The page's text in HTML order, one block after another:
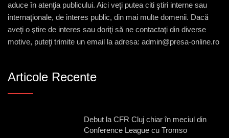
aduce în atenţia publicului. Aici veţi putea citi ştiri interne sau
internaţionale, de interes public, din mai multe domenii. Dacă
aveţi o ştire de interes sau doriţi să ne contactaţi din diverse
motive, puteţi trimite un email la adresa: admin@presa-online.ro
Articole Recente
Debut la CFR Cluj chiar în meciul din
Conference League cu Tromso